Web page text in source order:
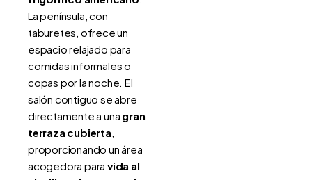
La península, con
taburetes, ofrece un
espacio relajado para
comidas informales o
copas por la noche. El
salón contiguo se abre
directamente a una gran
terraza cubierta,
proporcionando un área
acogedora paravida al